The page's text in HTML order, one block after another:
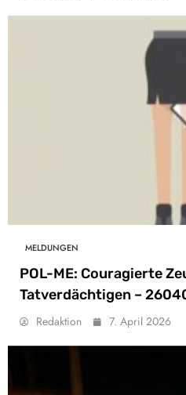
MELDUNGEN
POL-ME: Couragierte
Tatverdächtigen –
Redaktion 7. April 2026